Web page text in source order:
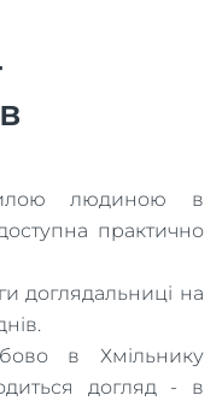
людиною в
практично
доглядальниці на
в Хмільнику
догляд - в